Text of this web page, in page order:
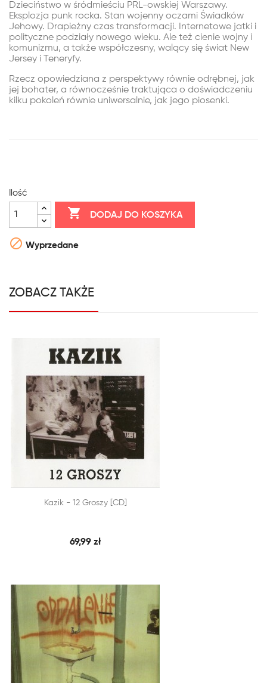
Dzieciństwo w śródmieściu PRL-owskiej Warszawy.
Eksplozja punk rocka. Stan wojenny oczami Świadków
Jehowy. Drapieżny czas transformacji. Internetowe jatki i
polityczne podziały nowego wieku. Ale też cienie wojny i
komunizmu, a także współczesny, walący się świat New
Jersey i Teneryfy.
Rzecz opowiedziana z perspektywy równie odrębnej, jak
jej bohater, a równocześnie traktująca o doświadczeniu
kilku pokoleń równie uniwersalnie, jak jego piosenki.
Ilość
 DODAJ DO KOSZYKA
 Wyprzedane
ZOBACZ TAKŻE
DODAJ DO KOSZYKA
SZYBKI PODGLĄD
Kazik - 12 Groszy [CD]
69,99 zł